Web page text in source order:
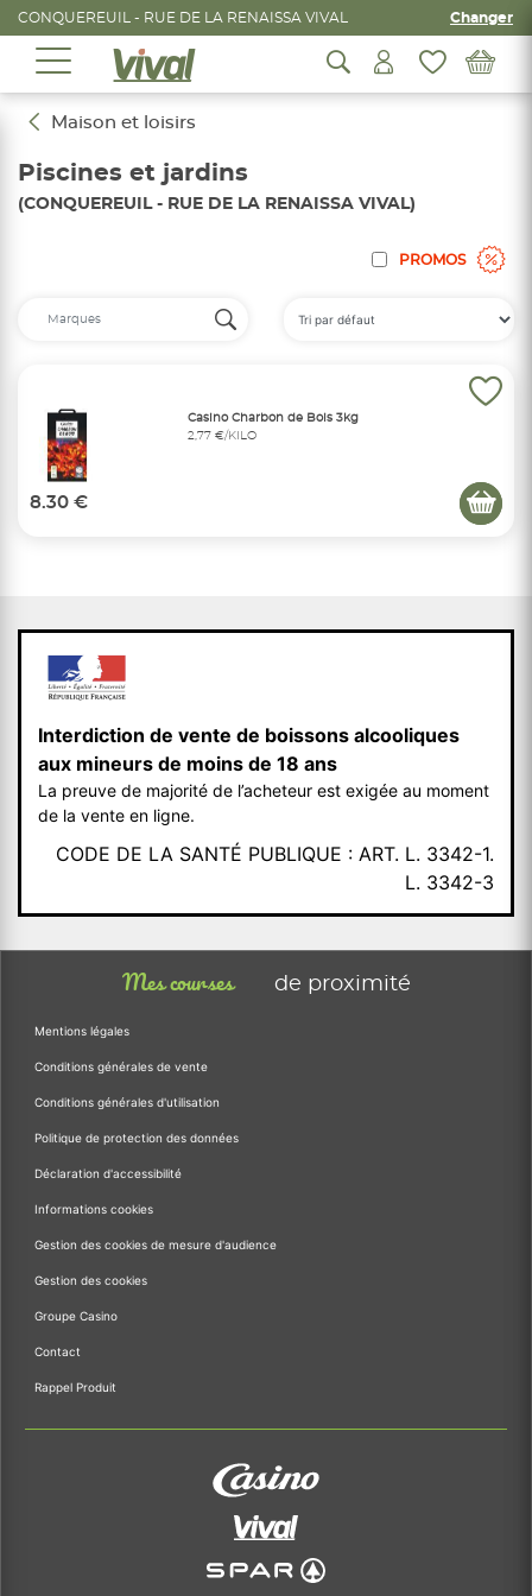
CONQUEREUIL - RUE DE LA RENAISSA VIVAL Changer
Maison et loisirs
Piscines et jardins
(CONQUEREUIL - RUE DE LA RENAISSA VIVAL)
PROMOS
Casino Charbon de Bois 3kg
2,77 €/KILO
8.30 €
Interdiction de vente de boissons alcooliques
aux mineurs de moins de 18 ans
La preuve de majorité de l’acheteur est exigée au moment
de la vente en ligne.
CODE DE LA SANTÉ PUBLIQUE : ART. L. 3342-1.
L. 3342-3
Mes courses de proximité
Mentions légales
Conditions générales de vente
Conditions générales d'utilisation
Politique de protection des données
Déclaration d'accessibilité
Informations cookies
Gestion des cookies de mesure d'audience
Gestion des cookies
Groupe Casino
Contact
Rappel Produit